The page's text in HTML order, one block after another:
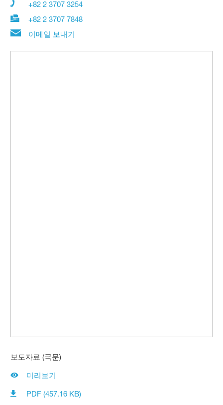
+82 2 3707 3254
+82 2 3707 7848
이메일 보내기
보도자료 (국문)
미리보기
PDF (457.16 KB)